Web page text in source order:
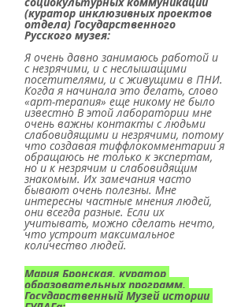
(куратор инклюзивных проектов
отдела) Государственного
Русского музея:
Я очень давно занимаюсь работой и
с незрячими, и с неслышащими
посетителями, и с живущими в ПНИ.
Когда я начинала это делать, слово
«арт-терапия» еще никому не было
известно В этой лаборатории мне
очень важны контакты с людьми
слабовидящими и незрячими, потому
что создавая тиффлокомментарии я
обращаюсь не только к экспертам,
но и к незрячим и слабовидящим
знакомым. Их замечания часто
бывают очень полезны. Мне
интересны частные мнения людей,
они всегда разные. Если их
учитывать, можно сделать нечто,
что устроит максимальное
количество людей.
Мария Бронская, куратор
образовательных программ,
Государственный Музей истории